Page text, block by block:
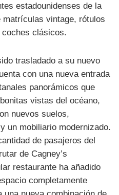
estadounidenses de la
matrículas vintage, rótulos
clásicos.
trasladado a su nuevo
con una nueva entrada
panorámicos que
vistas del océano,
nuevos suelos,
un mobiliario modernizado.
de pasajeros del
de Cagney’s
restaurante ha añadido
completamente